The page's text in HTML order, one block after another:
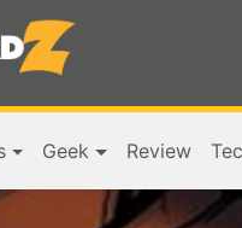
Geek Review